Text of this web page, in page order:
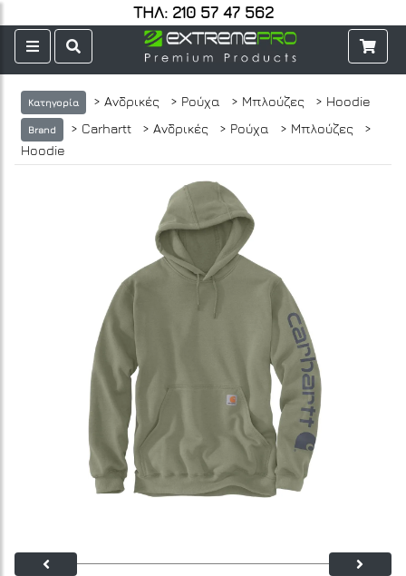
ΤΗΛ: 210 57 47 562
Κατηγορία > Ανδρικές > Ρούχα > Μπλούζες > Hoodie
Brand > Carhartt > Ανδρικές > Ρούχα > Μπλούζες
>
Hoodie